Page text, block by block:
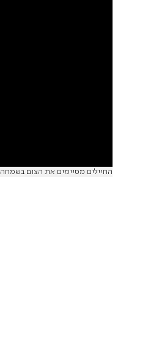
החיילים מסיימים את הצום בשמחה